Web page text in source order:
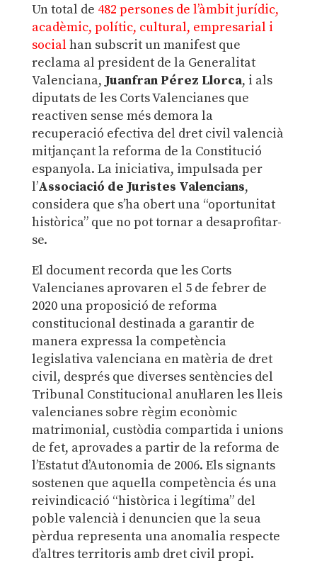
Un total de 482 persones de l’àmbit jurídic,
acadèmic, polític, cultural, empresarial i
socialhan subscrit un manifest que
reclama al president de la Generalitat
Valenciana, Juanfran Pérez Llorca, i als
diputats de les Corts Valencianes que
reactiven sense més demora la
recuperació efectiva del dret civil valencià
mitjançant la reforma de la Constitució
espanyola. La iniciativa, impulsada per
l’Associació de Juristes Valencians,
considera que s’ha obert una “oportunitat
històrica” que no pot tornar a desaprofitar-
se.
El document recorda que les Corts
Valencianes aprovaren el 5 de febrer de
2020 una proposició de reforma
constitucional destinada a garantir de
manera expressa la competència
legislativa valenciana en matèria de dret
civil, després que diverses sentències del
Tribunal Constitucional anul·laren les lleis
valencianes sobre règim econòmic
matrimonial, custòdia compartida i unions
de fet, aprovades a partir de la reforma de
l’Estatut d’Autonomia de 2006. Els signants
sostenen que aquella competència és una
reivindicació “històrica i legítima” del
poble valencià i denuncien que la seua
pèrdua representa una anomalia respecte
d’altres territoris amb dret civil propi.